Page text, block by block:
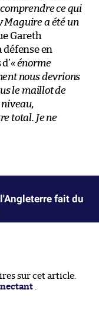
comprendre ce qui
Maguire a été un
Gareth
défense en
« énorme
nous devrions
le maillot de
niveau,
total. Je ne
fait du
sur cet article.
.